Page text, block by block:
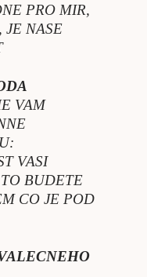
PRO MIR,
JE NASE
VAM
VASI
BUDETE
CO JE POD